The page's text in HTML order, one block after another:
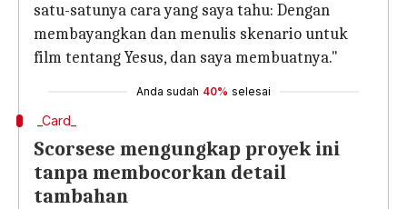
satu-satunya cara yang saya tahu: Dengan
membayangkan dan menulis skenario untuk
film tentang Yesus, dan saya membuatnya."
Anda sudah 40% selesai
_Card_
Scorsese mengungkap proyek ini
tanpa membocorkan detail
tambahan